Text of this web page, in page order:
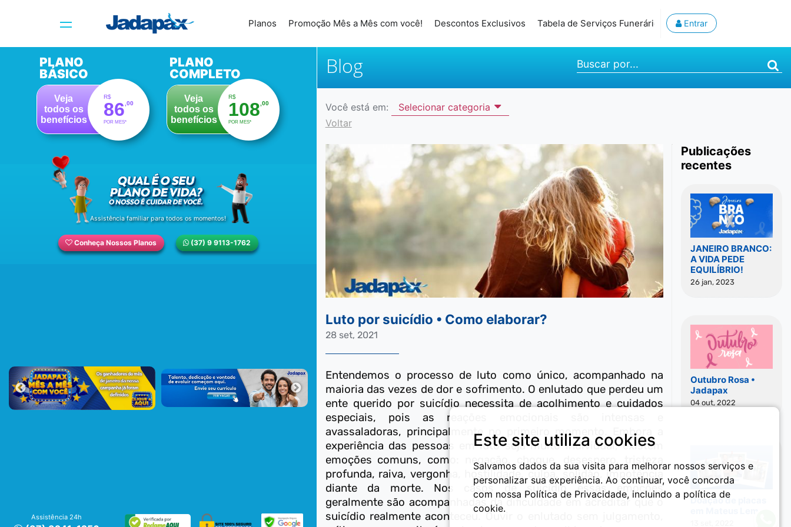
Este site utiliza cookies
Salvamos dados da sua visita para melhorar nossos serviços e
personalizar sua experiência. Ao continuar, você concorda
com nossa Política de Privacidade, incluindo a política de
cookie.
Planos Promoção Mês a Mês com você! Descontos Exclusivos Tabela de Serviços Funerários Teste de 30 dias
Entrar
PLANO
BÁSICO
Veja
todos os
benefícios
R$
86 ,00
POR MES*
PLANO
COMPLETO
Veja
todos os
benefícios
R$
108 ,00
POR MES*
Assistência familiar para todos os momentos!
Conheça Nossos Planos (37) 9 9113-1762
Assistência 24h
Blog Buscar por...
Você está em:
Selecionar categoria
Voltar
Luto por suicídio • Como elaborar?
28 set, 2021
Entendemos o processo de luto como único, acompanhado na
maioria das vezes de dor e sofrimento. O enlutado que perdeu um
ente querido por suicídio necessita de acolhimento e cuidados
especiais, pois as reações emocionais são intensas e
avassaladoras, principalmente no primeiro momento. Embora a
experiência das pessoas em luto seja muito individual, existem
emoções comuns, como: negação, choque, desespero, tristeza
profunda, raiva, vergonha, hostilidade, culpa, solidão, impotência
diante da morte. Nos casos de suicídio essas emoções
geralmente são acompanhadas da dificuldade em acreditar que o
suicídio realmente aconteceu. Ouvir o enlutado sem julgamento,
Publicações
recentes
JANEIRO BRANCO:
A VIDA PEDE
EQUILÍBRIO!
26 jan, 2023
Outubro Rosa •
Jadapax
04 out, 2022
Doação de placas